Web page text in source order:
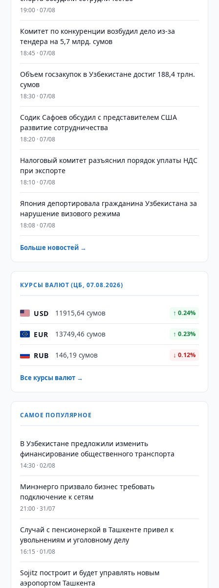
19:00 · 07/08
Комитет по конкуренции возбудил дело из-за
тендера на 5,7 млрд. сумов
18:45 · 07/08
​​​​​​​Объем госзакупок в Узбекистане достиг 188,4 трлн.
сумов
18:30 · 07/08
Содик Сафоев обсудил с представителем США
развитие сотрудничества
18:20 · 07/08
Налоговый комитет разъяснил порядок уплаты НДС
при экспорте
18:10 · 07/08
Япония депортировала гражданина Узбекистана за
нарушение визового режима
18:08 · 07/08
Больше новостей →
КУРСЫ ВАЛЮТ (ЦБ, 07.08.2026)
USD 11915,64 сумов ↑ 0.24%
EUR 13749,46 сумов ↑ 0.23%
RUB 146,19 сумов ↓ 0.12%
Все курсы валют →
САМОЕ ПОПУЛЯРНОЕ
В Узбекистане предложили изменить
финансирование общественного транспорта
14:30 · 02/08
Минэнерго призвало бизнес требовать
подключение к сетям
21:00 · 31/07
Случай с пенсионеркой в Ташкенте привел к
увольнениям и уголовному делу
16:15 · 01/08
Sojitz построит и будет управлять новым
аэропортом Ташкента